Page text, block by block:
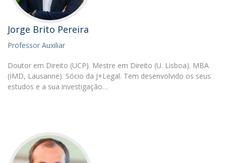
Jorge Brito Pereira
Professor Auxiliar
Doutor em Direito (UCP). Mestre em Direito (U. Lisboa). MBA
(IMD, Lausanne). Sócio da J+Legal. Tem desenvolvido os seus
estudos e a sua investigação…